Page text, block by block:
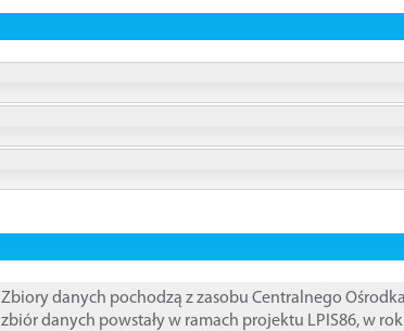
Zbiory danych pochodzą z zasobu Centralnego
zbiór danych powstały w ramach projektu LPIS86, w